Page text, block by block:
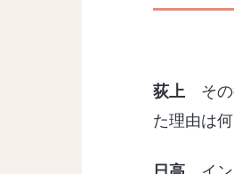
荻上 その
た理由は何
イン